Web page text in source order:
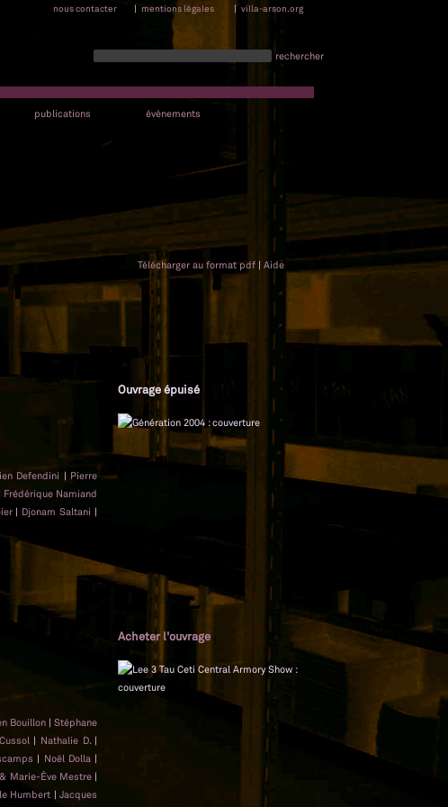
nous contacter | mentions légales | villa-arson.org
rechercher
publications événements
Télécharger au format pdf | Aide
Ouvrage épuisé
Defendini | Pierre
Frédérique Namiand
| Djonam Saltani |
Acheter l'ouvrage
Bouillon|Stéphane
| Nathalie D.|
| Noël Dolla |
Marie-Ève Mestre|
Humbert |Jacques